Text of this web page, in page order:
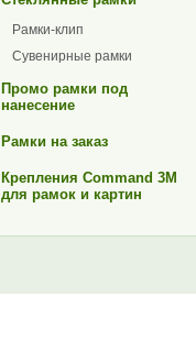
Рамки-клип
Сувенирные рамки
Промо рамки под
нанесение
Рамки на заказ
Крепления Command 3M
для рамок и картин